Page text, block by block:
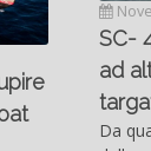
SC-
ad
Da